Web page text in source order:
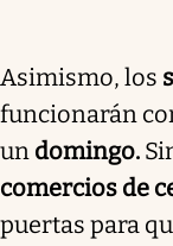
Asimismo, los
funcionarán
un domingo.
comercios de
puertas para